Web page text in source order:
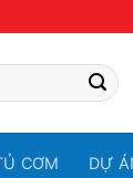
CƠM DỰ